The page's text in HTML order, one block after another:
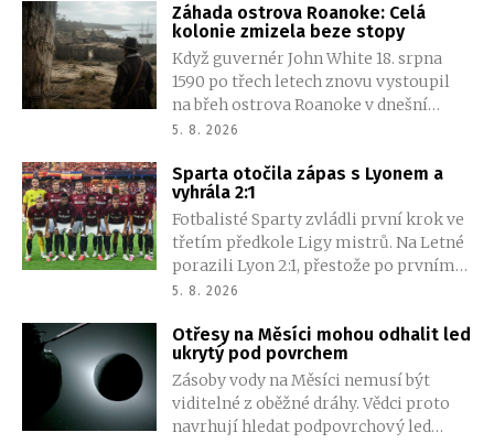
skupin.
Záhada ostrova Roanoke: Celá
kolonie zmizela beze stopy
Když guvernér John White 18. srpna
1590 po třech letech znovu vystoupil
na břeh ostrova Roanoke v dnešní
Severní Karolíně, čekalo ho mrazivé
do Anglie pro zásoby, stále stála.
Palisáda byla neporušená, domy
nezmizely a nikde nebyly patrné
známky násilí. Jen 117 mužů, žen a dětí,
které zde zanechal, bylo beze stopy
pryč.
5. 8. 2026
Sparta otočila zápas s Lyonem a
vyhrála 2:1
Fotbalisté Sparty zvládli první krok ve
třetím předkole Ligy mistrů. Na Letné
porazili Lyon 2:1, přestože po prvním
poločase prohrávali vlastním gólem
Matěj Ryneš a John Mercado.
5. 8. 2026
Otřesy na Měsíci mohou odhalit led
ukrytý pod povrchem
Zásoby vody na Měsíci nemusí být
viditelné z oběžné dráhy. Vědci proto
navrhují hledat podpovrchový led